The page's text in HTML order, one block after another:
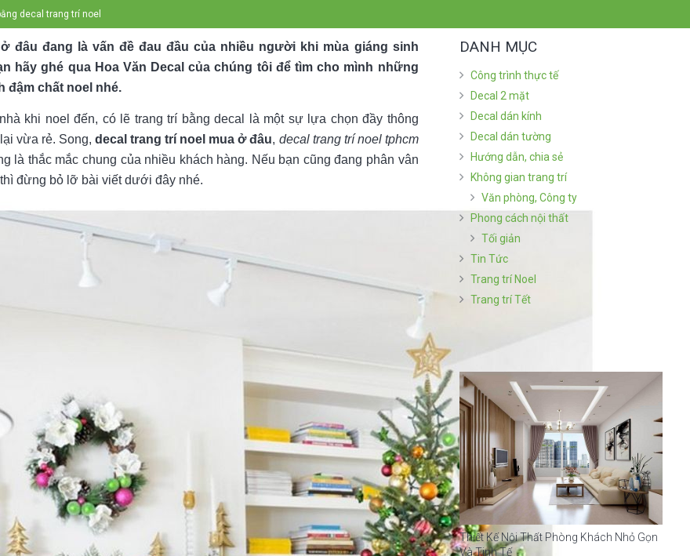
decal trang trí noel
đâu đang là vấn đề đau đầu của nhiều người khi mùa giáng sinh
hãy ghé qua Hoa Văn Decal của chúng tôi để tìm cho mình những
đậm chất noel nhé.
khi noel đến, có lẽ trang trí bằng decal là một sự lựa chọn đầy thông
vừa rẻ. Song,decal trang trí noel mua ở đâu, decal trang trí noel tphcm
là thắc mắc chung của nhiều khách hàng. Nếu bạn cũng đang phân vân
đừng bỏ lỡ bài viết dưới đây nhé.
DANH MỤC
Công trình thực tế
Decal 2 mặt
Decal dán kính
Decal dán tường
Hướng dẫn, chia sẻ
Không gian trang trí
Văn phòng, Công ty
Phong cách nội thất
Tối giản
Tin Tức
Trang trí Noel
Trang trí Tết
Thiết Kế Nội Thất Phòng Khách Nhỏ Gọn
Và Tinh Tế